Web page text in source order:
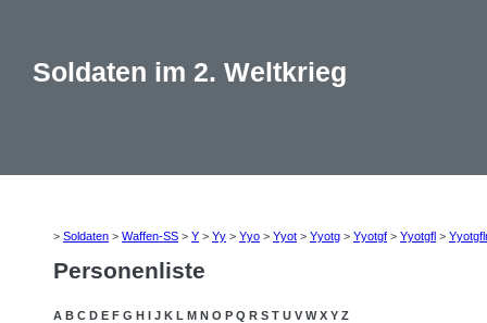
Soldaten im 2. Weltkrieg
> Soldaten > Waffen-SS > Y > Yy > Yyo > Yyot > Yyotg > Yyotgf > Yyotgfl >
Personenliste
A B C D E F G H I J K L M N O P Q R S T U V W X Y Z